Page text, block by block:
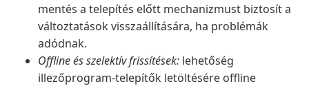
mentés a telepítés előtt mechanizmust biztosít a
változtatások visszaállítására, ha problémák
adódnak.
Offline és szelektív frissítések: lehetőség
illezőprogram-telepítők letöltésére offline